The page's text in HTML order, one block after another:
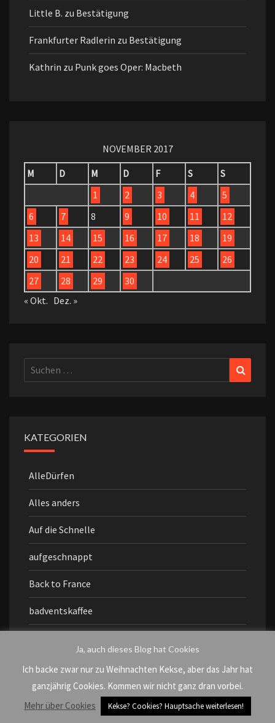
Little B. zu Bestätigung
Frankfurter Radlerin zu Bestätigung
Kathrin zu Punk goes Oper: Macbeth
NOVEMBER 2017
M
D M D F S
S
1
2 3 4
5
6
7 8 9 10 11
12
13
14 15 16 17 18
19
20
21 22 23 24 25
26
27
28 29
30
« Okt. Dez. »
Suchen
nach:
KATEGORIEN
AlleDürfen
Alles anders
Auf die Schnelle
aufgeschnappt
Back to France
badventskaffee
Beobachtungen
Bewegendes
Ja, auch dieses Blog hat Cookies
Ich backe zwar nur zu Weihnachten Kekse, aber das Jahr hat
ganzjährig Cookies. Kommen wir nicht ganz dran vorbei.
Mehr über Cookies
Kekse? Cookies? Hauptsache weiterlesen!